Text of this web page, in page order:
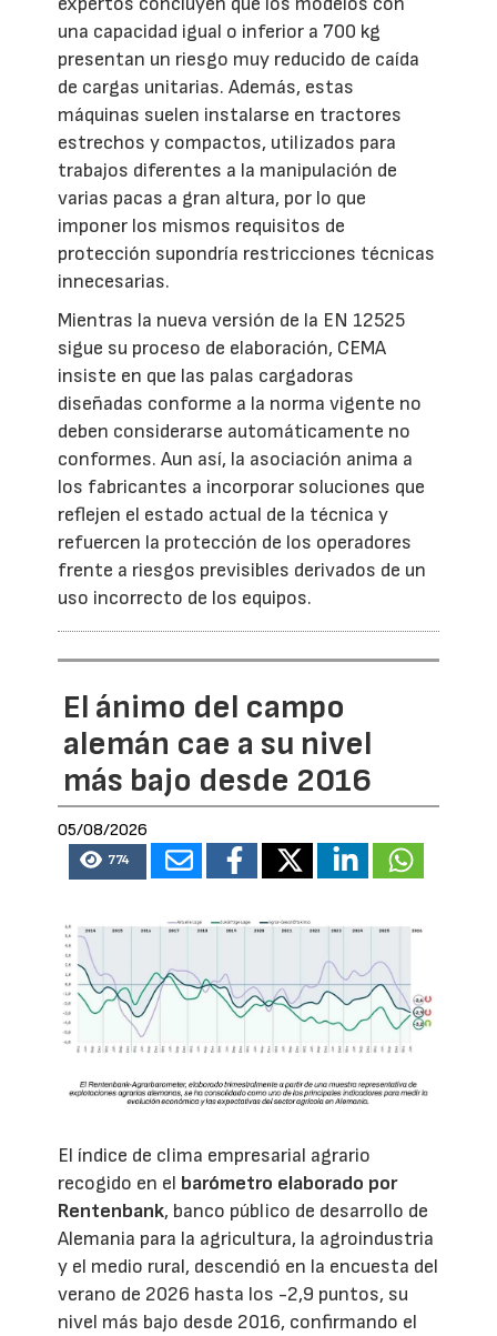
una capacidad igual o inferior a 700 kg
presentan un riesgo muy reducido de caída
de cargas unitarias. Además, estas
máquinas suelen instalarse en tractores
estrechos y compactos, utilizados para
trabajos diferentes a la manipulación de
varias pacas a gran altura, por lo que
imponer los mismos requisitos de
protección supondría restricciones técnicas
innecesarias.
Mientras la nueva versión de la EN 12525
sigue su proceso de elaboración, CEMA
insiste en que las palas cargadoras
diseñadas conforme a la norma vigente no
deben considerarse automáticamente no
conformes. Aun así, la asociación anima a
los fabricantes a incorporar soluciones que
reflejen el estado actual de la técnica y
refuercen la protección de los operadores
frente a riesgos previsibles derivados de un
uso incorrecto de los equipos.
El ánimo del campo
alemán cae a su nivel
más bajo desde 2016
05/08/2026
774
El índice de clima empresarial agrario
recogido en el barómetro elaborado por
Rentenbank, banco público de desarrollo de
Alemania para la agricultura, la agroindustria
y el medio rural, descendió en la encuesta del
verano de 2026 hasta los -2,9 puntos, su
nivel más bajo desde 2016, confirmando el